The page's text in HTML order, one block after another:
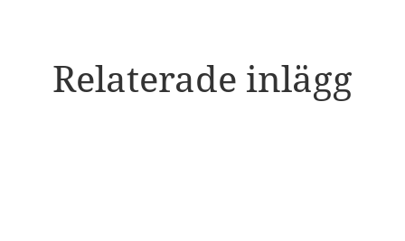
Relaterade inlägg
Sommaravslutning och nya